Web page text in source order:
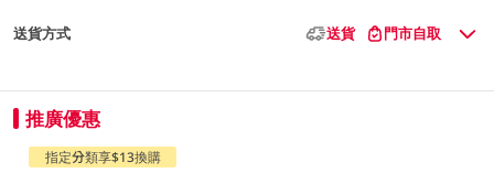
送貨方式 送貨 門市自取
推廣優惠
指定分類享$13換購